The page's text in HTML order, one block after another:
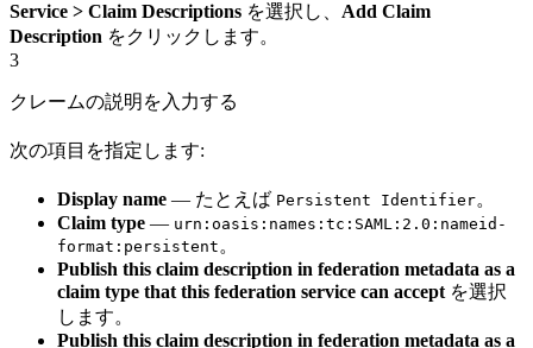
Service > Claim Descriptions を選択し、 Add Claim
Description をクリックします。
3
クレームの説明を入力する
次の項目を指定します:
Display name — たとえば Persistent Identifier。
Claim type — urn:oasis:names:tc:SAML:2.0:nameid-
format:persistent 。
Publish this claim description in federation metadata as a
claim type that this federation service can accept を選択
します。
Publish this claim description in federation metadata as a